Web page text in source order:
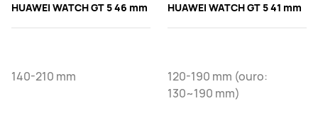
HUAWEI WATCH GT 5 46 mm
140-210 mm
HUAWEI WATCH GT 5 41 mm
120-190 mm (ouro:
130~190 mm)